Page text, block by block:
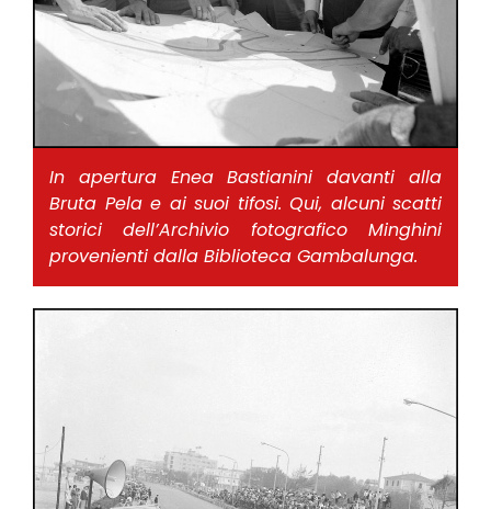
In apertura Enea Bastianini davanti alla
Bruta Pela e ai suoi tifosi. Qui, alcuni scatti
storici dell’Archivio fotografico Minghini
provenienti dalla Biblioteca Gambalunga.